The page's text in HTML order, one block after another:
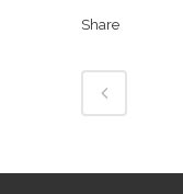
Share